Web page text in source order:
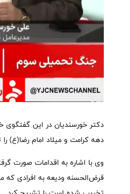
دکتر خورسندیان در این
دهه کرامت و میلاد امام رضا(ع)
وی با اشاره به اقدامات صورت
قرض‌الحسنه ودیعه به افرادی که